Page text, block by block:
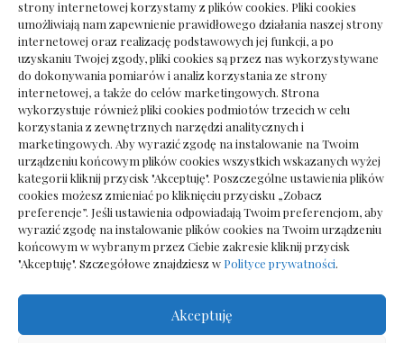
strony internetowej korzystamy z plików cookies. Pliki cookies
umożliwiają nam zapewnienie prawidłowego działania naszej strony
internetowej oraz realizację podstawowych jej funkcji, a po
uzyskaniu Twojej zgody, pliki cookies są przez nas wykorzystywane
do dokonywania pomiarów i analiz korzystania ze strony
internetowej, a także do celów marketingowych. Strona
wykorzystuje również pliki cookies podmiotów trzecich w celu
korzystania z zewnętrznych narzędzi analitycznych i
marketingowych. Aby wyrazić zgodę na instalowanie na Twoim
urządzeniu końcowym plików cookies wszystkich wskazanych wyżej
kategorii kliknij przycisk "Akceptuję". Poszczególne ustawienia plików
cookies możesz zmieniać po kliknięciu przycisku „Zobacz
preferencje”. Jeśli ustawienia odpowiadają Twoim preferencjom, aby
wyrazić zgodę na instalowanie plików cookies na Twoim urządzeniu
końcowym w wybranym przez Ciebie zakresie kliknij przycisk
"Akceptuję". Szczegółowe znajdziesz w Polityce prywatności.
Akceptuję
Deska podłogowa do salonu: jak wybrać bez
pośpiechu